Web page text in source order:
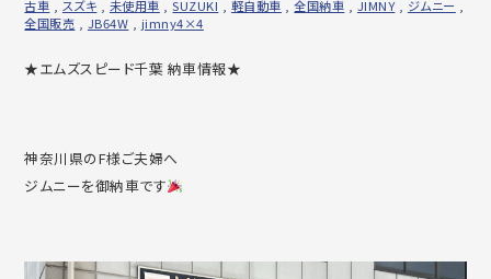
古車 , スズキ , 未使用車 ,SUZUKI , 軽自動車 ,全国納車 , JIMNY, ジムニー ,
全国販売 , JB64W , jimny4×4
★エムズスピード千葉 納車情報★
神奈川県のF様ご夫婦へ
ジムニーを御納車です